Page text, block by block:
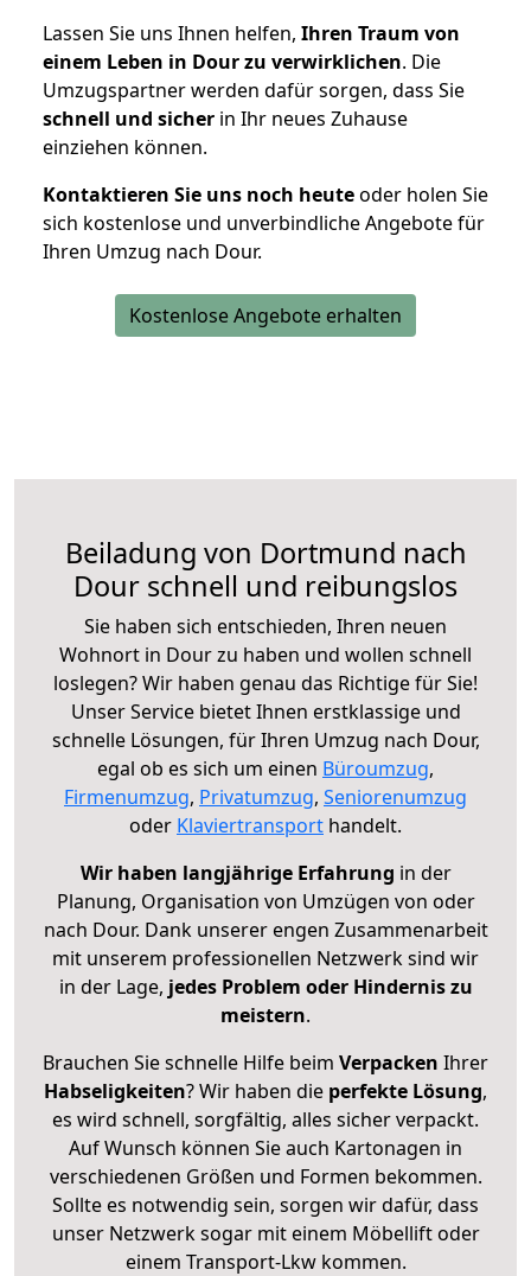
Lassen Sie uns Ihnen helfen, Ihren Traum von
einem Leben in Dour zu verwirklichen. Die
Umzugspartner werden dafür sorgen, dass Sie
schnell und sicher in Ihr neues Zuhause
einziehen können.
Kontaktieren Sie uns noch heuteoder holen Sie
sich kostenlose und unverbindliche Angebote für
Ihren Umzug nach Dour.
Kostenlose Angebote erhalten
Beiladung von Dortmund nach
Dour schnell und reibungslos
Sie haben sich entschieden, Ihren neuen
Wohnort in Dour zu haben und wollen schnell
loslegen? Wir haben genau das Richtige für Sie!
Unser Service bietet Ihnen erstklassige und
schnelle Lösungen, für Ihren Umzug nach Dour,
egal ob es sich um einen Büroumzug,
Firmenumzug, Privatumzug, Seniorenumzug
oder Klaviertransport handelt.
Wir haben langjährige Erfahrung in der
Planung, Organisation von Umzügen von oder
nach Dour. Dank unserer engen Zusammenarbeit
mit unserem professionellen Netzwerk sind wir
in der Lage, jedes Problem oder Hindernis zu
meistern.
Brauchen Sie schnelle Hilfe beim Verpacken Ihrer
Habseligkeiten? Wir haben die perfekte Lösung,
es wird schnell, sorgfältig, alles sicher verpackt.
Auf Wunsch können Sie auch Kartonagen in
verschiedenen Größen und Formen bekommen.
Sollte es notwendig sein, sorgen wir dafür, dass
unser Netzwerk sogar mit einem Möbellift oder
einem Transport-Lkw kommen.